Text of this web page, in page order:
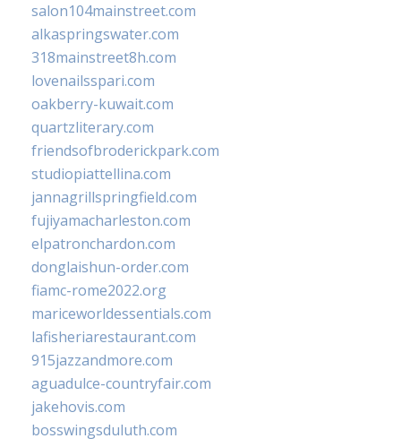
salon104mainstreet.com
alkaspringswater.com
318mainstreet8h.com
lovenailsspari.com
oakberry-kuwait.com
quartzliterary.com
friendsofbroderickpark.com
studiopiattellina.com
jannagrillspringfield.com
fujiyamacharleston.com
elpatronchardon.com
donglaishun-order.com
fiamc-rome2022.org
mariceworldessentials.com
lafisheriarestaurant.com
915jazzandmore.com
aguadulce-countryfair.com
jakehovis.com
bosswingsduluth.com